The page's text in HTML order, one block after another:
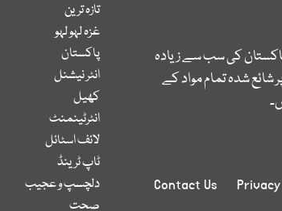
کی سب سے زیادہ
شدہ تمام مواد کے
Contact Us
تازہ ترین
غزہ لہو لہو
پاکستان
انٹر نیشنل
کھیل
انٹرٹینمنٹ
لائف اسٹائل
ٹاپ ٹرینڈ
دلچسپ و عجیب
صحت